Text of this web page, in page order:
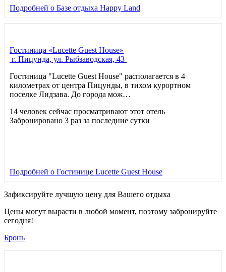
Подробней о Базе отдыха Happy Land
Гостиница «Lucette Guest House»
г. Пицунда, ул. Рыбзаводская, 43
Гостиница "Lucette Guest House" располагается в 4
километрах от центра Пицунды, в тихом курортном
поселке Лидзава. До города мож…
14 человек сейчас просматривают этот отель
Забронировано 3 раз за последние сутки
Подробней о Гостинице Lucette Guest House
Зафиксируйте лучшую цену для Вашего отдыха
Цены могут вырасти в любой момент, поэтому забронируйте
сегодня!
Бронь